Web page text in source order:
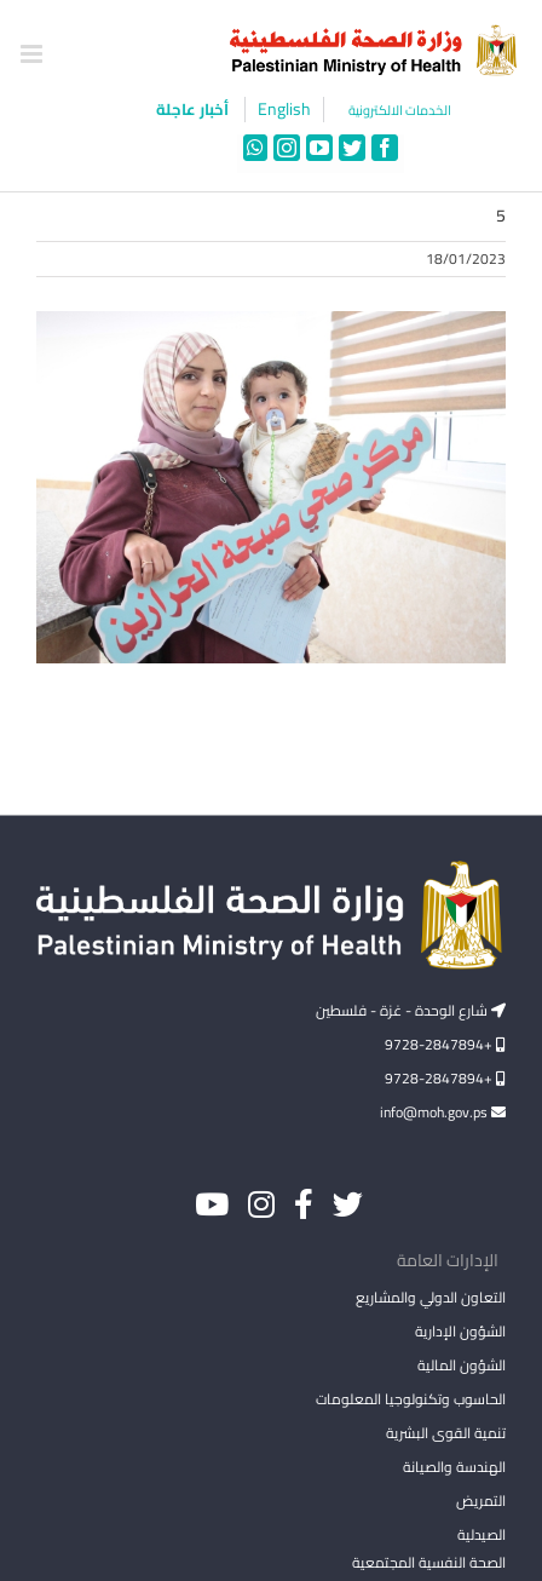
content
الخدمات الالكترونية English أخبار عاجلة
Facebook
Twitter
YouTube
Instagram
WhatsApp
5
18/01/2023
شارع الوحدة - غزة - فلسطين
+9728-2847894
+9728-2847894
الإدارات العامة
التعاون الدولي والمشاريع
الشؤون الإدارية
الشؤون المالية
الحاسوب وتكنولوجيا المعلومات
تنمية القوى البشرية
الهندسة والصيانة
التمريض
الصيدلية
الصحة النفسية المجتمعية